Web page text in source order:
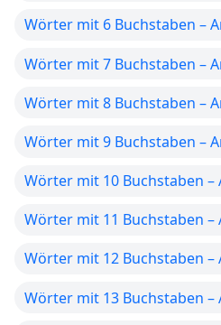
Wörter mit 6 Buchstaben –
Wörter mit 7 Buchstaben –
Wörter mit 8 Buchstaben –
Wörter mit 9 Buchstaben –
Wörter mit 10 Buchstaben –
Wörter mit 11 Buchstaben –
Wörter mit 12 Buchstaben –
Wörter mit 13 Buchstaben –